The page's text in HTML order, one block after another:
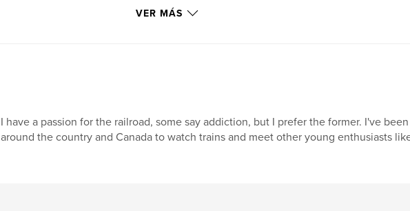
VER MÁS
I have a passion for the railroad, some say addiction, but I prefer the former. I've
around the country and Canada to watch trains and meet other young enthusiasts